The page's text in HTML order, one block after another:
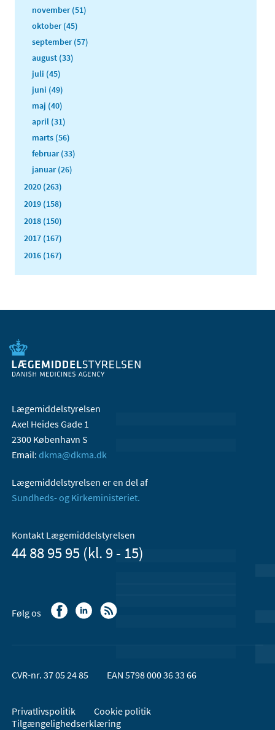
november (51)
oktober (45)
september (57)
august (33)
juli (45)
juni (49)
maj (40)
april (31)
marts (56)
februar (33)
januar (26)
2020 (263)
2019 (158)
2018 (150)
2017 (167)
2016 (167)
Lægemiddelstyrelsen
Axel Heides Gade 1
2300 København S
Email: dkma@dkma.dk
Lægemiddelstyrelsen er en del af
Sundheds- og Kirkeministeriet.
Kontakt Lægemiddelstyrelsen
44 88 95 95 (kl. 9 - 15)
Følg os
CVR-nr. 37 05 24 85 EAN 5798 000 36 33 66
Privatlivspolitik
Cookie politik
Tilgængelighedserklæring